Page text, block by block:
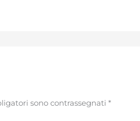
sono contrassegnati*